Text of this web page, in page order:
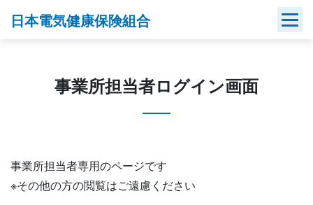
日本電気健康保険組合
事業所担当者ログイン画面
事業所担当者専用のページです
※その他の方の閲覧はご遠慮ください